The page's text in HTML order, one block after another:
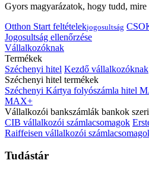
Gyors magyarázatok, hogy tudd,
Otthon Start feltételekjogosultság
Jogosultság ellenőrzése
Vállalkozóknak
Termékek
Széchenyi hitel Kezdő vállalkozóknak
Széchenyi hitel termékek
Széchenyi Kártya folyószámla hitel
MAX+
Vállalkozói bankszámlák bankok
CIB vállalkozói számlacsomagok
Raiffeisen vállalkozói
Tudástár